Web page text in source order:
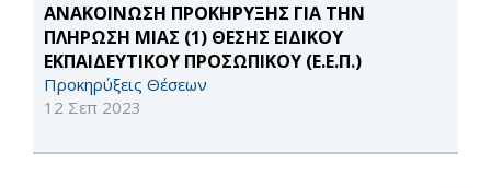
ΑΝΑΚΟΙΝΩΣΗ ΠΡΟΚΗΡΥΞΗΣ ΓΙΑ ΤΗΝ
ΠΛΗΡΩΣΗ ΜΙΑΣ (1) ΘΕΣΗΣ ΕΙΔΙΚΟΥ
ΕΚΠΑΙΔΕΥΤΙΚΟΥ ΠΡΟΣΩΠΙΚΟΥ (Ε.Ε.Π.)
Προκηρύξεις Θέσεων
12 Σεπ 2023